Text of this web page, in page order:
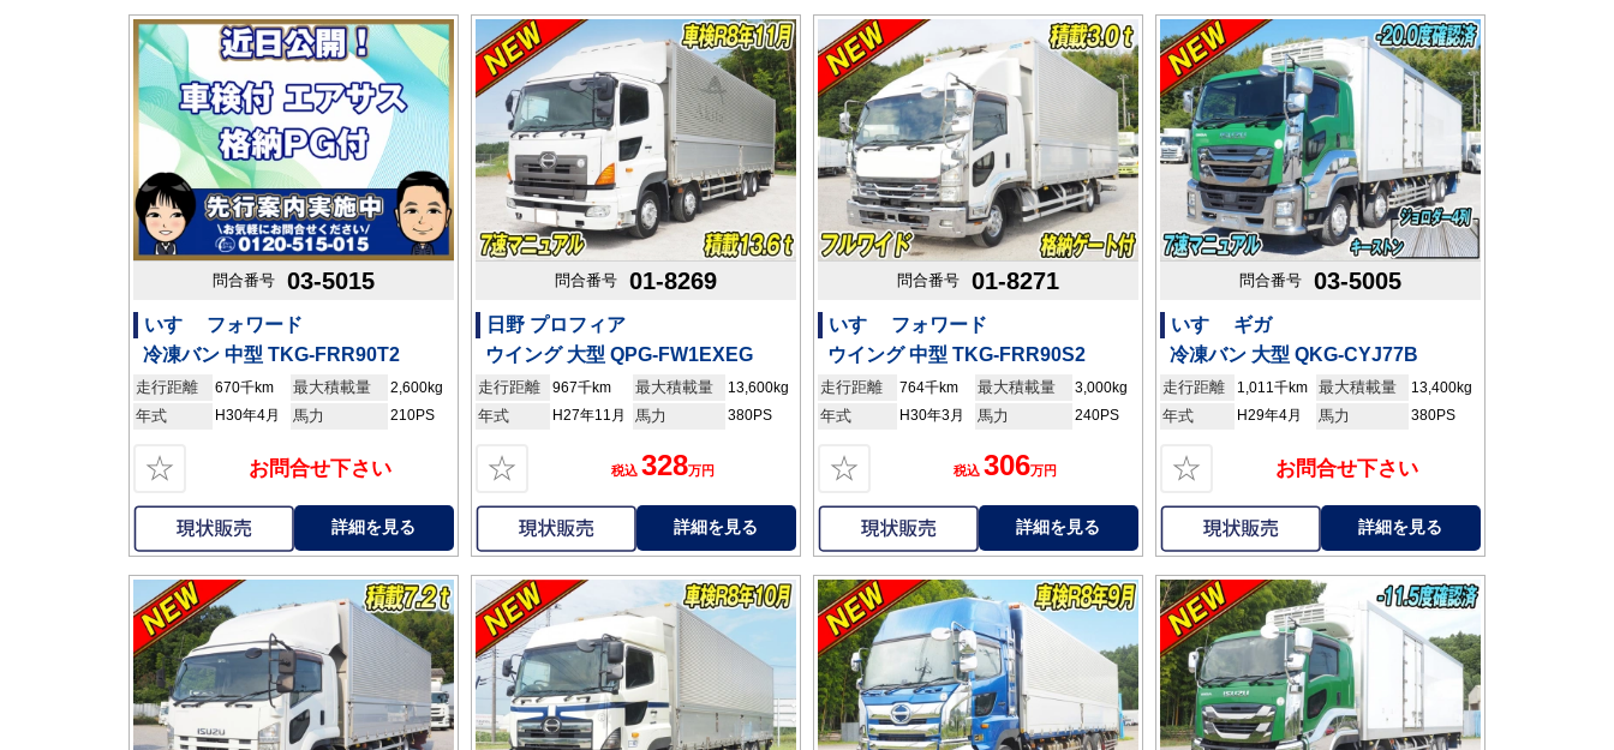
問合番号 03-5015
いすゞ フォワード
冷凍バン 中型 TKG-FRR90T2
走行距離 670千km 最大積載量 2,600kg
年式 H30年4月 馬力 210PS
☆ お問合せ下さい
詳細を見る
問合番号 01-8269
日野 プロフィア
ウイング 大型 QPG-FW1EXEG
走行距離 967千km 最大積載量 13,600kg
年式 H27年11月 馬力 380PS
☆ 税込 328万円
詳細を見る
問合番号 01-8271
いすゞ フォワード
ウイング 中型 TKG-FRR90S2
走行距離 764千km 最大積載量 3,000kg
年式 H30年3月 馬力 240PS
☆ 税込 306万円
詳細を見る
問合番号 03-5005
いすゞ ギガ
冷凍バン 大型 QKG-CYJ77B
走行距離 1,011千km 最大積載量 13,400kg
年式 H29年4月 馬力 380PS
☆ お問合せ下さい
詳細を見る